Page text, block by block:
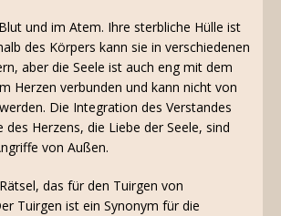
und im Atem. Ihre sterbliche Hülle ist
des Körpers kann sie in verschiedenen
aber die Seele ist auch eng mit dem
Herzen verbunden und kann nicht von
Die Integration des Verstandes
des Herzens, die Liebe der Seele, sind
von Außen.
das für den Tuirgen von
Tuirgen ist ein Synonym für die